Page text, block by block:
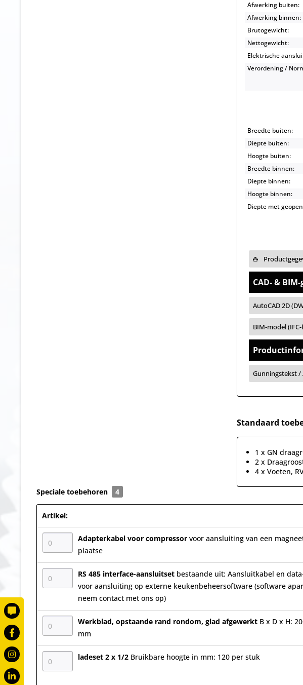
Afwerking buiten:
Afwerking binnen:
Brutogewicht:
Nettogewicht:
Elektrische
Verordening /
Breedte buiten:
Diepte buiten:
Hoogte buiten:
Breedte binnen:
Diepte binnen:
Hoogte binnen:
Diepte met
CAD- &
AutoCAD 2D
BIM-model
Gunningstekst /
Standaard
1 x GN
2 x
4 x Voeten,
Speciale toebehoren 4
Artikel:
Adapterkabel voor compressor voor aansluiting van een
plaatse
RS 485 interface-aansluitset bestaande uit: Aansluitkabel en
voor aansluiting op externe keukenbeheersoftware (software
neem contact met ons op)
Werkblad, opstaande rand rondom, glad afgewerkt B x D x H:
mm
ladeset 2 x 1/2 Bruikbare hoogte in mm: 120 per stuk